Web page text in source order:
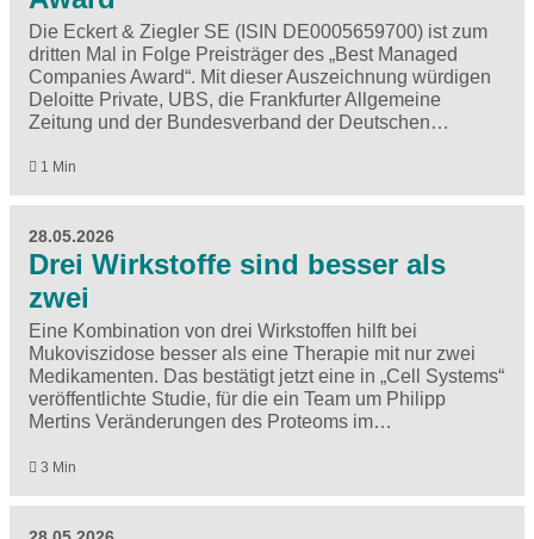
Die Eckert & Ziegler SE (ISIN DE0005659700) ist zum
dritten Mal in Folge Preisträger des „Best Managed
Companies Award“. Mit dieser Auszeichnung würdigen
Deloitte Private, UBS, die Frankfurter Allgemeine
Zeitung und der Bundesverband der Deutschen…
1 Min
28.05.2026
Drei Wirkstoffe sind besser als
zwei
Eine Kombination von drei Wirkstoffen hilft bei
Mukoviszidose besser als eine Therapie mit nur zwei
Medikamenten. Das bestätigt jetzt eine in ​„Cell Systems“
veröffentlichte Studie, für die ein Team um Philipp
Mertins Veränderungen des Proteoms im…
3 Min